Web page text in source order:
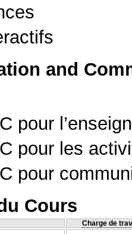
and
pour
pour les
pour
Cours
Charge de